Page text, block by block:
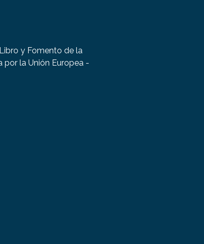
y Fomento de la
por la Unión Europea -